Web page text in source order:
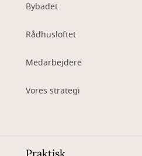
Bybadet
Rådhusloftet
Medarbejdere
Vores strategi